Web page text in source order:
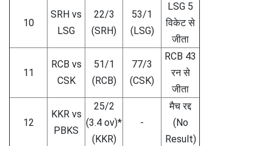
10
SRH vs
LSG
22/3
(SRH)
53/1
(LSG)
LSG 5
विकेट से
जीता
11
RCB vs
CSK
51/1
(RCB)
77/3
(CSK)
RCB 43
रन से
जीता
12
KKR vs
PBKS
25/2
(3.4 ov)*
(KKR)
-
मैच रद्द
(No
Result)